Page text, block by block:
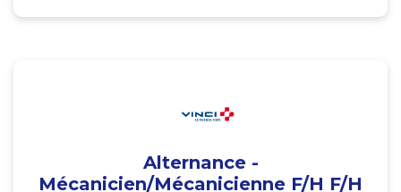
Alternance -
Mécanicien/Mécanicienne F/H F/H